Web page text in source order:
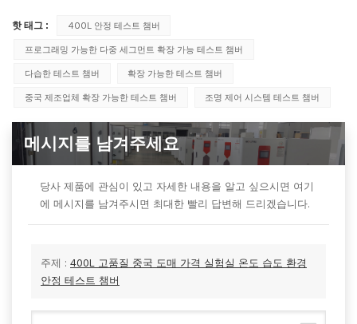
핫 태그 : 400L 안정 테스트 챔버
프로그래밍 가능한 다중 세그먼트 확장 가능 테스트 챔버
다습한 테스트 챔버 확장 가능한 테스트 챔버
중국 제조업체 확장 가능한 테스트 챔버 조명 제어 시스템 테스트 챔버
메시지를 남겨주세요
당사 제품에 관심이 있고 자세한 내용을 알고 싶으시면 여기
에 메시지를 남겨주시면 최대한 빨리 답변해 드리겠습니다.
주제 : 400L 고품질 중국 도매 가격 실험실 온도 습도 환경
안정 테스트 챔버